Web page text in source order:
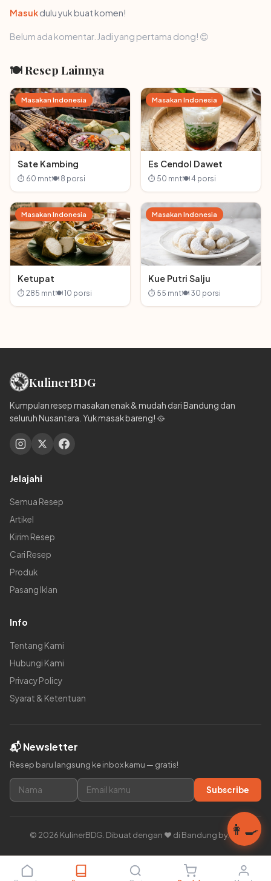
Masukdulu yuk buat komen!
Belum ada komentar. Jadi yang pertama dong! 😊
🍽 Resep Lainnya
Masakan Indonesia
Sate Kambing
⏱ 60 mnt🍽 8 porsi
Masakan Indonesia
Es Cendol Dawet
⏱ 50 mnt🍽 4 porsi
Masakan Indonesia
Ketupat
⏱ 285 mnt🍽 10 porsi
Masakan Indonesia
Kue Putri Salju
⏱ 55 mnt🍽 30 porsi
KulinerBDG
Kumpulan resep masakan enak & mudah dari Bandung dan
seluruh Nusantara. Yuk masak bareng! 🥘
Jelajahi
Semua Resep
Artikel
Kirim Resep
Cari Resep
Produk
Pasang Iklan
Info
Tentang Kami
Hubungi Kami
Privacy Policy
Syarat & Ketentuan
📬 Newsletter
Resep baru langsung ke inbox kamu — gratis!
Subscribe
© 2026 KulinerBDG. Dibuat dengan ❤️ di Bandung by:ars👩‍🍳